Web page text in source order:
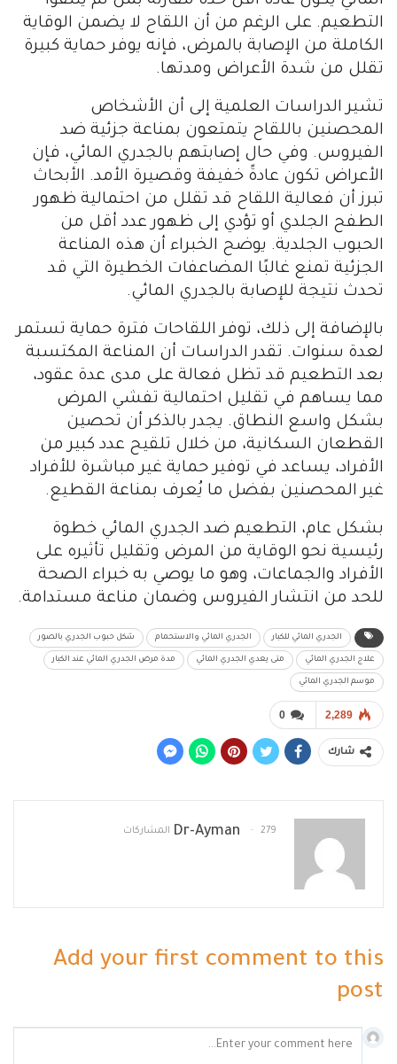
التطعيم. على الرغم من أن اللقاح لا يضمن الوقاية
الكاملة من الإصابة بالمرض، فإنه يوفر حماية كبيرة
تقلل من شدة الأعراض ومدتها.
تشير الدراسات العلمية إلى أن الأشخاص
المحصنين باللقاح يتمتعون بمناعة جزئية ضد
الفيروس. وفي حال إصابتهم بالجدري المائي، فإن
الأعراض تكون عادةً خفيفة وقصيرة الأمد. الأبحاث
تبرز أن فعالية اللقاح قد تقلل من احتمالية ظهور
الطفح الجلدي أو تؤدي إلى ظهور عدد أقل من
الحبوب الجلدية. يوضح الخبراء أن هذه المناعة
الجزئية تمنع غالبًا المضاعفات الخطيرة التي قد
تحدث نتيجة للإصابة بالجدري المائي.
بالإضافة إلى ذلك، توفر اللقاحات فترة حماية تستمر
لعدة سنوات. تقدر الدراسات أن المناعة المكتسبة
بعد التطعيم قد تظل فعالة على مدى عدة عقود،
مما يساهم في تقليل احتمالية تفشي المرض
بشكل واسع النطاق. يجدر بالذكر أن تحصين
القطعان السكانية، من خلال تلقيح عدد كبير من
الأفراد، يساعد في توفير حماية غير مباشرة للأفراد
غير المحصنين بفضل ما يُعرف بمناعة القطيع.
بشكل عام، التطعيم ضد الجدري المائي خطوة
رئيسية نحو الوقاية من المرض وتقليل تأثيره على
الأفراد والجماعات، وهو ما يوصي به خبراء الصحة
للحد من انتشار الفيروس وضمان مناعة مستدامة.
الجدري المائي للكبار الجدري المائي والاستحمام شكل حبوب الجدري بالصور
علاج الجدري المائي متى يعدي الجدري المائي مدة مرض الجدري المائي عند الكبار
موسم الجدري المائي
0 2,289
شارك
Dr-Ayman 279 المشاركات
Add your first comment to this
post